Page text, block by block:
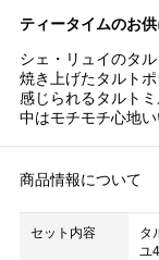
ティータイムのお
シェ・リュイのタ
焼き上げたタルト
感じられるタルト
中はモチモチ心地
商品情報について
セット内容
タ
ユ